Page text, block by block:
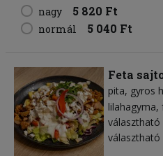
nagy
5 820 Ft
normál 5 040 Ft
Feta
pita gyros
lilahagyma